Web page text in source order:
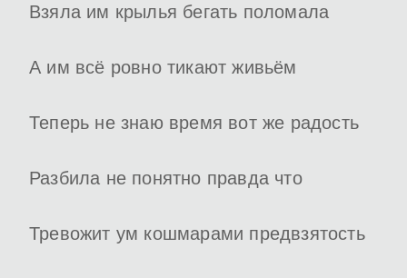
Взяла им крылья бегать поломала
А им всё ровно тикают живьём
Теперь не знаю время вот же радость
Разбила не понятно правда что
Тревожит ум кошмарами предвзятость